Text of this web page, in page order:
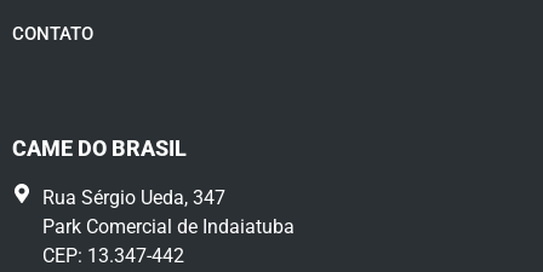
CONTATO
CAME DO BRASIL
Rua Sérgio Ueda, 347
Park Comercial de Indaiatuba
CEP: 13.347-442